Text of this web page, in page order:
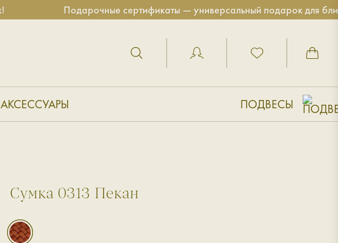
Подарочные сертификаты — универсальный подарок для близких!
АКСЕССУАРЫ ПОДВЕСЫ
Сумка 0313 Пекан